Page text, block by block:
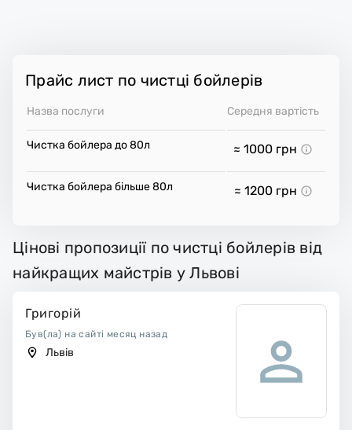
Прайс лист по чистці бойлерів
Назва послуги Середня вартість
Чистка бойлера до 80л ≈ 1000 грн
Чистка бойлера більше 80л ≈ 1200 грн
Цінові пропозиції по чистці бойлерів від
найкращих майстрів у Львові
Григорій
Був(ла) на сайті месяц назад
Львів